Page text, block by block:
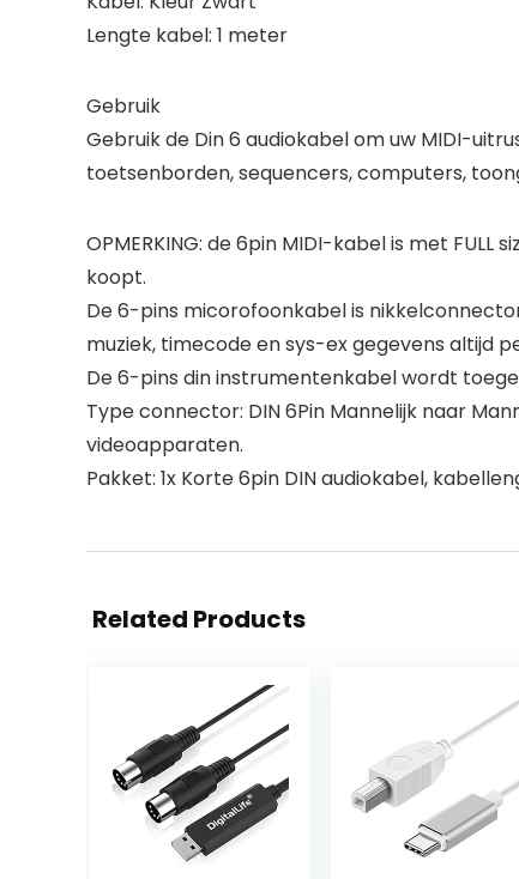
Lengte kabel: 1 meter
Gebruik
Gebruik de Din 6 audiokabel om uw MIDI-
toetsenborden, sequencers, computers,
OPMERKING: de 6pin MIDI-kabel is met
koopt.
De 6-pins micorofoonkabel is
muziek, timecode en sys-ex gegevens altijd
De 6-pins din instrumentenkabel wordt
Type connector: DIN 6Pin Mannelijk naar
videoapparaten.
Pakket: 1x Korte 6pin DIN audiokabel,
Related Products